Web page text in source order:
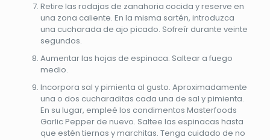
Retire las rodajas de zanahoria cocida y reserve en
una zona caliente. En la misma sartén, introduzca
una cucharada de ajo picado. Sofreír durante veinte
segundos.
Aumentar las hojas de espinaca. Saltear a fuego
medio.
Incorpora sal y pimienta al gusto. Aproximadamente
una o dos cucharaditas cada una de sal y pimienta.
En su lugar, empleé los condimentos Masterfoods
Garlic Pepper de nuevo. Saltee las espinacas hasta
que estén tiernas y marchitas. Tenga cuidado de no